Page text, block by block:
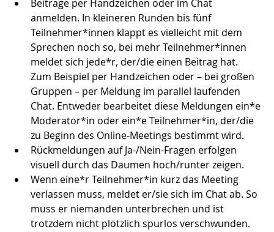
Beiträge per Handzeichen oder im Chat
anmelden. In kleineren Runden bis fünf
Teilnehmer*innen klappt es vielleicht mit dem
Sprechen noch so, bei mehr Teilnehmer*innen
meldet sich jede*r, der/die einen Beitrag hat.
Zum Beispiel per Handzeichen oder – bei großen
Gruppen – per Meldung im parallel laufenden
Chat. Entweder bearbeitet diese Meldungen ein*e
Moderator*in oder ein*e Teilnehmer*in, der/die
zu Beginn des Online-Meetings bestimmt wird.
Rückmeldungen auf Ja-/Nein-Fragen erfolgen
visuell durch das Daumen hoch/runter zeigen.
Wenn eine*r Teilnehmer*in kurz das Meeting
verlassen muss, meldet er/sie sich im Chat ab. So
muss er niemanden unterbrechen und ist
trotzdem nicht plötzlich spurlos verschwunden.